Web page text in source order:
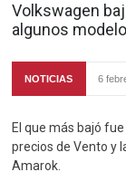
Volkswagen
algunos
NOTICIAS 6
El que más bajó
precios de Vento y
Amarok.